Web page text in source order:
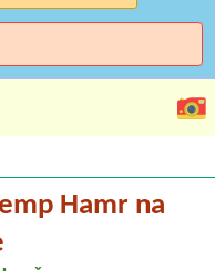
Hamr na